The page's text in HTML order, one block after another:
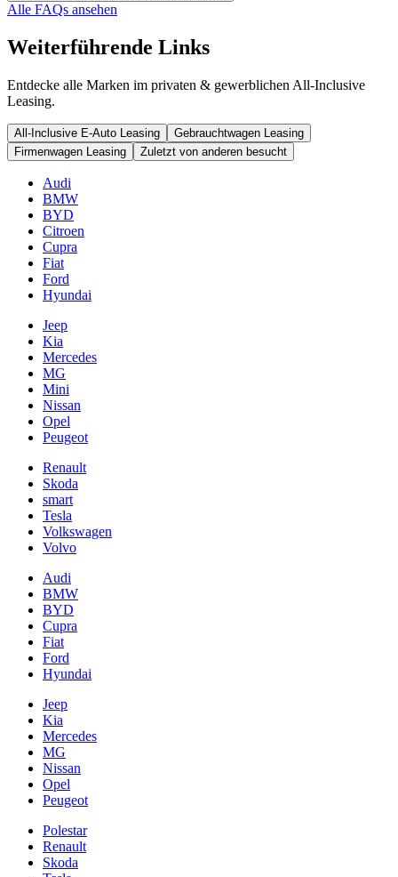
Alle FAQs ansehen
Weiterführende Links
Entdecke alle Marken im privaten & gewerblichen All-Inclusive
Leasing.
All-Inclusive E-Auto Leasing
Gebrauchtwagen Leasing
Firmenwagen Leasing
Zuletzt von anderen besucht
Audi
BMW
BYD
Citroen
Cupra
Fiat
Ford
Hyundai
Jeep
Kia
Mercedes
MG
Mini
Nissan
Opel
Peugeot
Renault
Skoda
smart
Tesla
Volkswagen
Volvo
Audi
BMW
BYD
Cupra
Fiat
Ford
Hyundai
Jeep
Kia
Mercedes
MG
Nissan
Opel
Peugeot
Polestar
Renault
Skoda